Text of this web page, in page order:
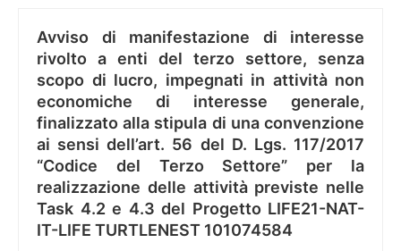
Avviso di manifestazione di interesse
rivolto a enti del terzo settore, senza
scopo di lucro, impegnati in attività non
economiche di interesse generale,
finalizzato alla stipula di una convenzione
ai sensi dell’art. 56 del D. Lgs. 117/2017
“Codice del Terzo Settore” per la
realizzazione delle attività previste nelle
Task 4.2 e 4.3 del Progetto LIFE21-NAT-
IT-LIFE TURTLENEST 101074584